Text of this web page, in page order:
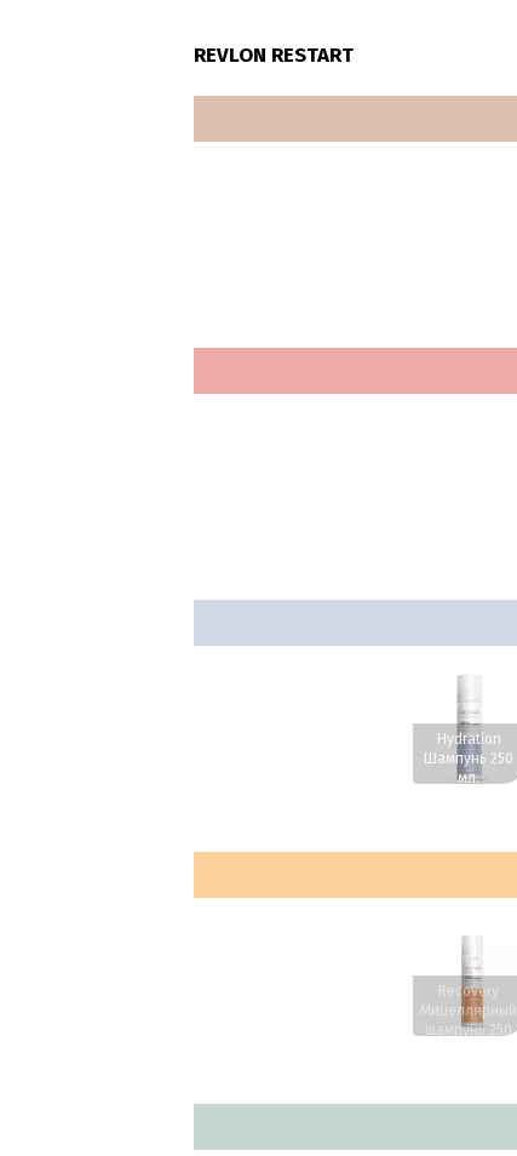
REVLON RESTART
www.profhairs.ru
Hydration
Шампунь 250
мл.
www.profhairs.ru
Recovery
Мицеллярный
шампунь 250